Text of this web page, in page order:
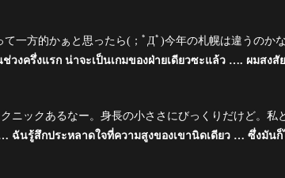
て一方的かぁと思ったら(；ﾟДﾟ)今年の札幌は違うのかな
ช่วงครึ่งแรก น่าจะเป็นเกมของฝ่ายเดียวซะแล้ว …. ผมสง
ニックあるなー。身長の小ささにびっくりだけど。私
ฉันรู้สึกประหลาดใจที่ความสูงของเขานิดเดียว … ซึ่งมันก็